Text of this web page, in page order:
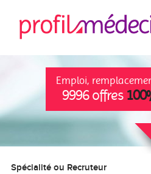
Emploi,
9996 offres
Spécialité ou Recruteur